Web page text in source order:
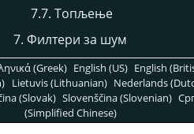
7.7. Топљење
7. Филтери за шум
(Greek) English (US) English
Lietuvis (Lithuanian) Nederlands
(Slovak) Slovenščina (Slovenian)
(Simplified Chinese)